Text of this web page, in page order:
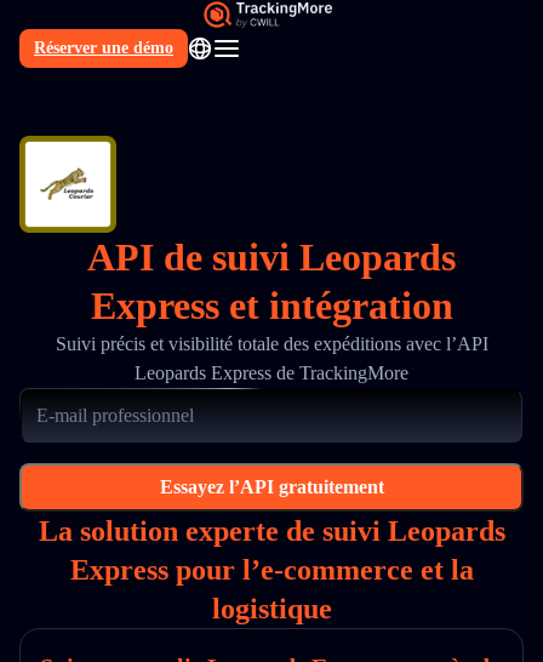
Réserver une démo
FR
API de suivi Leopards
Express et intégration
Suivi précis et visibilité totale des expéditions avec l’API
Leopards Express de TrackingMore
Essayez l’API gratuitement
La solution experte de suivi Leopards
Express pour l’e‑commerce et la
logistique